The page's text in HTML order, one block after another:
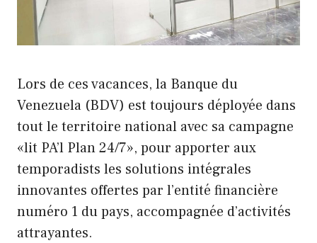
Lors de ces vacances, la Banque du
Venezuela (BDV) est toujours déployée dans
tout le territoire national avec sa campagne
«lit PA’l Plan 24/7», pour apporter aux
temporadists les solutions intégrales
innovantes offertes par l’entité financière
numéro 1 du pays, accompagnée d’activités
attrayantes.